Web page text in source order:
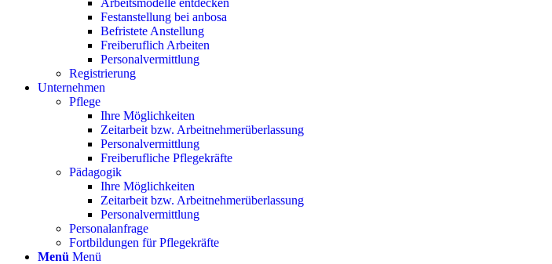
Arbeitsmodelle entdecken
Festanstellung bei anbosa
Befristete Anstellung
Freiberuflich Arbeiten
Personalvermittlung
Registrierung
Unternehmen
Pflege
Ihre Möglichkeiten
Zeitarbeit bzw. Arbeitnehmerüberlassung
Personalvermittlung
Freiberufliche Pflegekräfte
Pädagogik
Ihre Möglichkeiten
Zeitarbeit bzw. Arbeitnehmerüberlassung
Personalvermittlung
Personalanfrage
Fortbildungen für Pflegekräfte
Menü Menü